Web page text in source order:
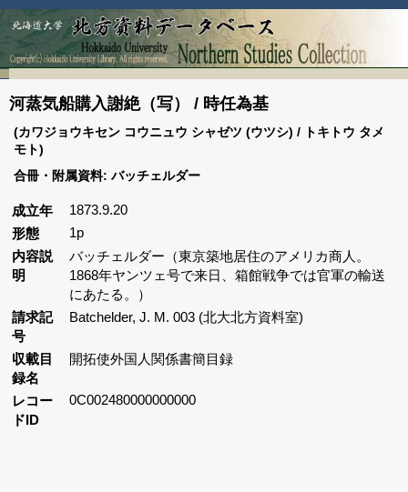
河蒸気船購入謝絶（写） / 時任為基
(カワジョウキセン コウニュウ シャゼツ (ウツシ) / トキトウ タメ
モト)
合冊・附属資料: バッチェルダー
成立年
1873.9.20
形態
1p
内容説
明
バッチェルダー（東京築地居住のアメリカ商人。
1868年ヤンツェ号で来日、箱館戦争では官軍の輸送
にあたる。）
請求記
号
Batchelder, J. M. 003 (北大北方資料室)
収載目
録名
開拓使外国人関係書簡目録
レコー
ドID
0C002480000000000